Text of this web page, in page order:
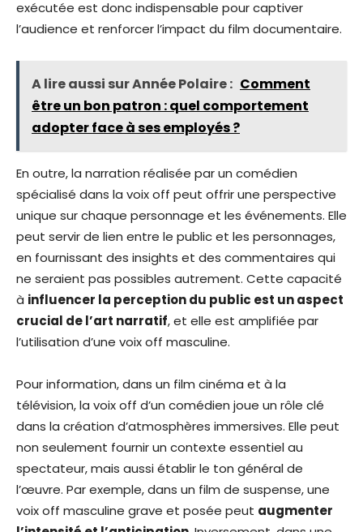
exécutée est donc indispensable pour captiver
l’audience et renforcer l’impact du film documentaire.
A lire aussi sur Année Polaire : Comment
être un bon patron : quel comportement
adopter face à ses employés ?
En outre, la narration réalisée par un comédien
spécialisé dans la voix off peut offrir une perspective
unique sur chaque personnage et les événements. Elle
peut servir de lien entre le public et les personnages,
en fournissant des insights et des commentaires qui
ne seraient pas possibles autrement. Cette capacité
à influencer la perception du public est un aspect
crucial de l’art narratif, et elle est amplifiée par
l’utilisation d’une voix off masculine.
Pour information, dans un film cinéma et à la
télévision, la voix off d’un comédien joue un rôle clé
dans la création d’atmosphères immersives. Elle peut
non seulement fournir un contexte essentiel au
spectateur, mais aussi établir le ton général de
l’œuvre. Par exemple, dans un film de suspense, une
voix off masculine grave et posée peut augmenter